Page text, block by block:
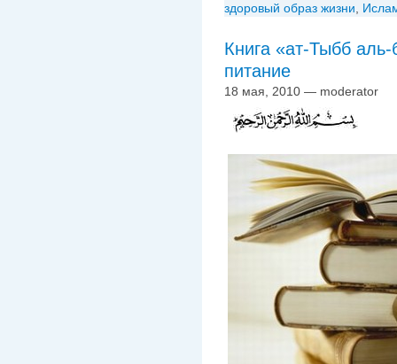
здоровый образ жизни,
Книга «ат-Тыбб
питание
18 мая, 2010 — moderator